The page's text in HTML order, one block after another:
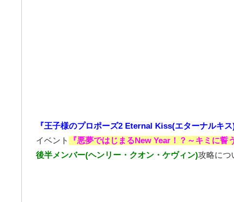
『王子様のプロポーズ2 Eternal Kiss(エターナルキス)
イベント
『悪夢ではじまるNew Year！？～キミに誓
後半メンバー(ヘンリー・クオン・ケヴィン)攻略につ